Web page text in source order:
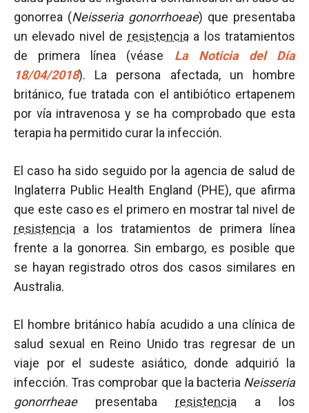
gonorrea (Neisseria gonorrhoeae) que presentaba
un elevado nivel de resistencia a los tratamientos
de primera línea (véase La Noticia del Día
18/04/2018). La persona afectada, un hombre
británico, fue tratada con el antibiótico ertapenem
por vía intravenosa y se ha comprobado que esta
terapia ha permitido curar la infección.
El caso ha sido seguido por la agencia de salud de
Inglaterra Public Health England (PHE), que afirma
que este caso es el primero en mostrar tal nivel de
resistencia a los tratamientos de primera línea
frente a la gonorrea. Sin embargo, es posible que
se hayan registrado otros dos casos similares en
Australia.
El hombre británico había acudido a una clínica de
salud sexual en Reino Unido tras regresar de un
viaje por el sudeste asiático, donde adquirió la
infección. Tras comprobar que la bacteria Neisseria
gonorrheae presentaba resistencia a los